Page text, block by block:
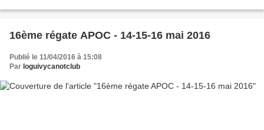
16ème régate APOC - 14-15-16 mai 2016
Publié le 11/04/2016 à 15:08
Par loguivycanotclub